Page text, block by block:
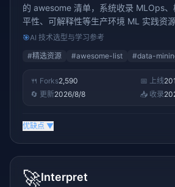
的 awesome 清单，系统收录 MLOps
平性、可解释性等生产环境 ML 实践资
🎯AI 技术选型与学习参考
#精选资源 #awesome-list #data-
🍴 Forks2,590 📅 上线
🔄 更新2026/8/8 📥 收录
优缺点 ▼
🚀Interpret